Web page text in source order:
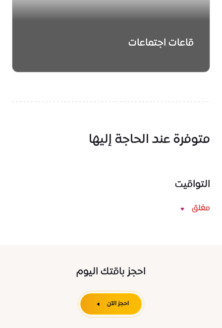
قاعات اجتماعات
متوفرة عند الحاجة إليها
التواقيت
مغلق
احجز باقتك اليوم
احجز الآن